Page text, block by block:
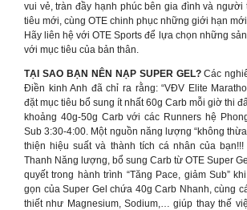
vui vẻ, tràn đầy hạnh phúc bên gia đình và người
tiêu mới, cùng OTE chinh phục những giới hạn
Hãy liên hệ với OTE Sports để lựa chọn những
với mục tiêu của bản thân.
TẠI SAO BẠN NÊN NẠP SUPER GEL?Các
Điền kinh Anh đã chỉ ra rằng: “VĐV Elite
đặt mục tiêu bổ sung ít nhất 60g Carb mỗi giờ thi
khoảng 40g-50g Carb với các Runners hệ
Sub 3:30-4:00. Một nguồn năng lượng “không
thiện hiệu suất và thành tích cá nhân của
Thanh Năng lượng, bổ sung Carb từ OTE Super
quyết trong hành trình “Tăng Pace, giảm Sub”
gọn của Super Gel chứa 40g Carb Nhanh, cùng
thiết như Magnesium, Sodium,… giúp thay thế